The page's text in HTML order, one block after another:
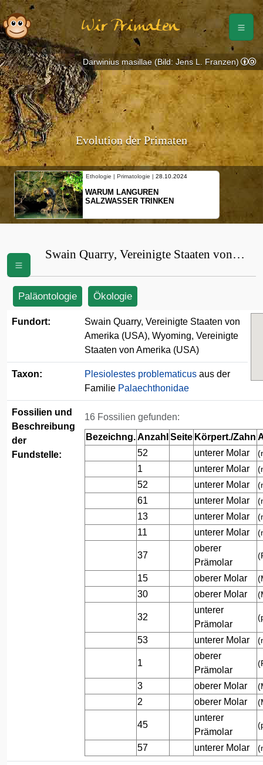
Wir Primaten
Evolution der Primaten
Ethologie | Primatologie | 28.10.2024
WARUM LANGUREN
SALZWASSER TRINKEN
Darwinius masillae (Bild: Jens L. Franzen)
Swain Quarry, Vereinigte Staaten von
Paläontologie Ökologie
Fundort:
Swain Quarry, Vereinigte Staaten von
Amerika (USA), Wyoming, Vereinigte
Staaten von Amerika (USA)
Taxon: Plesiolestes problematicus aus der
Familie Palaechthonidae
Fossilien und
Beschreibung
der
Fundstelle:
16 Fossilien gefunden:
Bezeichng.Anzahl Seite Körpert./Zahn
52
unterer Molar
1 unterer Molar
52 unterer Molar
61 unterer Molar
13 unterer Molar
11 unterer Molar
37
oberer
Prämolar
15 oberer Molar
30 oberer Molar
32
unterer
Prämolar
53 unterer Molar
1
oberer
Prämolar
3 oberer Molar
2 oberer Molar
45
unterer
Prämolar
57 unterer Molar